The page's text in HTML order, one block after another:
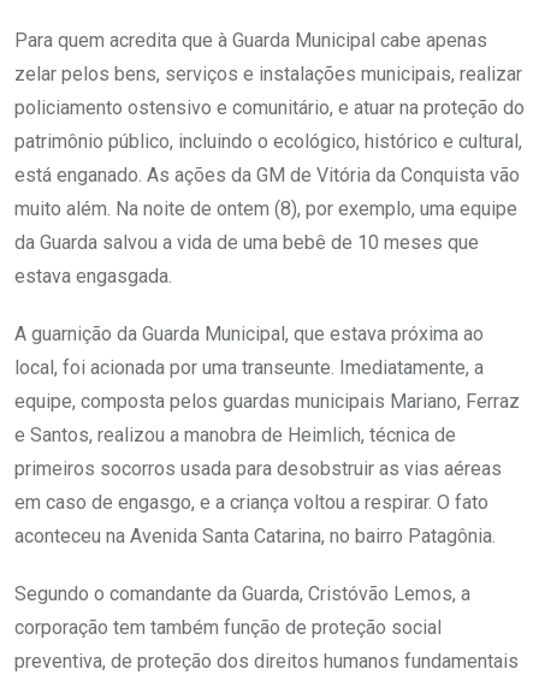
Para quem acredita que à Guarda Municipal cabe apenas
zelar pelos bens, serviços e instalações municipais, realizar
policiamento ostensivo e comunitário, e atuar na proteção do
patrimônio público, incluindo o ecológico, histórico e cultural,
está enganado. As ações da GM de Vitória da Conquista vão
muito além. Na noite de ontem (8), por exemplo, uma equipe
da Guarda salvou a vida de uma bebê de 10 meses que
estava engasgada.
A guarnição da Guarda Municipal, que estava próxima ao
local, foi acionada por uma transeunte. Imediatamente, a
equipe, composta pelos guardas municipais Mariano, Ferraz
e Santos, realizou a manobra de Heimlich, técnica de
primeiros socorros usada para desobstruir as vias aéreas
em caso de engasgo, e a criança voltou a respirar. O fato
aconteceu na Avenida Santa Catarina, no bairro Patagônia.
Segundo o comandante da Guarda, Cristóvão Lemos, a
corporação tem também função de proteção social
preventiva, de proteção dos direitos humanos fundamentais